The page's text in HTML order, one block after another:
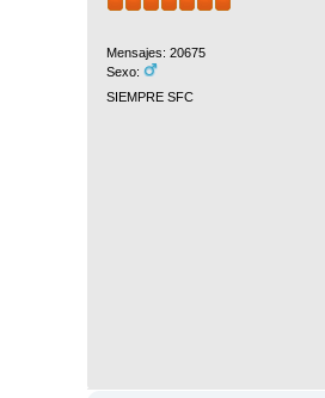
Mensajes: 20675
Sexo:
SIEMPRE SFC